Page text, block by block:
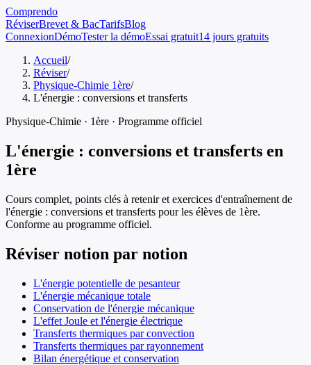
Comprendo
RéviserBrevet & BacTarifsBlog
ConnexionDémoTester la démoEssai gratuit14 jours gratuits
Accueil/
Réviser/
Physique-Chimie 1ère/
L'énergie : conversions et transferts
Physique-Chimie · 1ère · Programme officiel
L'énergie : conversions et transferts en
1ère
Cours complet, points clés à retenir et exercices d'entraînement de
l'énergie : conversions et transferts pour les élèves de 1ère.
Conforme au programme officiel.
Réviser notion par notion
L'énergie potentielle de pesanteur
L'énergie mécanique totale
Conservation de l'énergie mécanique
L'effet Joule et l'énergie électrique
Transferts thermiques par convection
Transferts thermiques par rayonnement
Bilan énergétique et conservation